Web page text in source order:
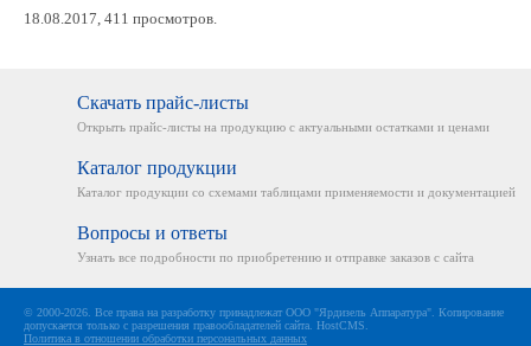
18.08.2017, 411 просмотров.
Скачать прайс-листы
Открыть прайс-листы на продукцию с актуальными остатками и ценами
Каталог продукции
Каталог продукции со схемами таблицами применяемости и документацией
Вопросы и ответы
Узнать все подробности по приобретению и отправке заказов с сайта
© 2000-2026. Все права на разработку принадлежат ООО "Ярдизель Аппаратура". Копирование
допускается только с разрешения правообладателей сайта. HostCMS
Политика в отношении обработки персональных данных